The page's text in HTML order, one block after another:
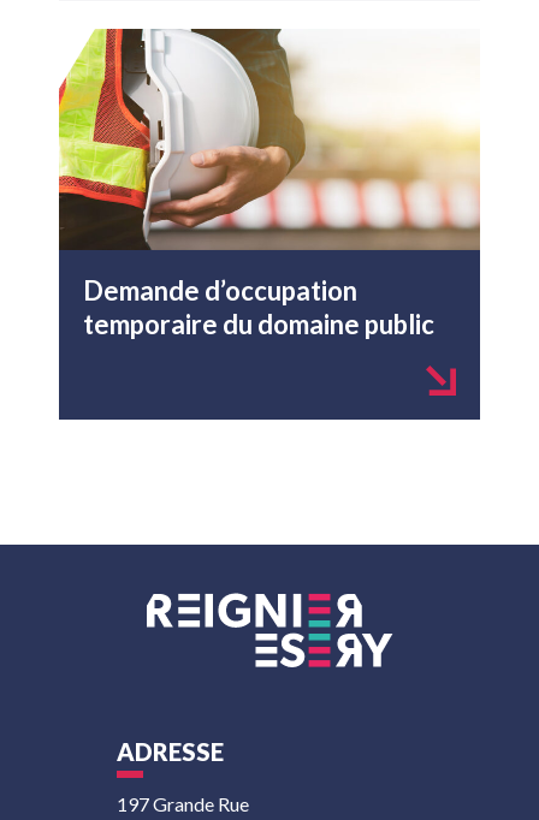
Demande d’occupation
temporaire du domaine public
ADRESSE
197 Grande Rue